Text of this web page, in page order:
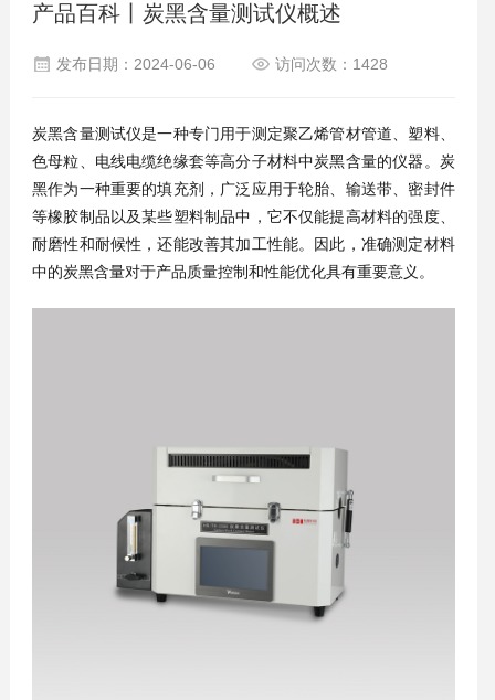
产品百科丨炭黑含量测试仪概述
发布日期：2024-06-06 访问次数：1428
炭黑含量测试仪是一种专门用于测定聚乙烯管材管道、塑料、
色母粒、电线电缆绝缘套等高分子材料中炭黑含量的仪器。炭
黑作为一种重要的填充剂，广泛应用于轮胎、输送带、密封件
等橡胶制品以及某些塑料制品中，它不仅能提高材料的强度、
耐磨性和耐候性，还能改善其加工性能。因此，准确测定材料
中的炭黑含量对于产品质量控制和性能优化具有重要意义。